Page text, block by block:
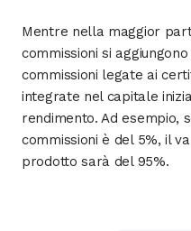
Mentre nella maggior
commissioni si
commissioni legate ai
integrate nel capitale
rendimento. Ad esempio,
commissioni è del 5%, il
prodotto sarà del 95%.